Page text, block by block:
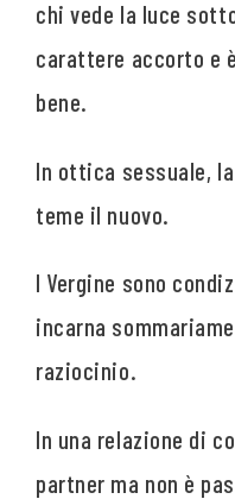
chi vede la luce
carattere accorto e
bene.
In ottica sessuale,
teme il nuovo.
I Vergine sono
incarna
raziocinio.
In una relazione di
partner ma non è